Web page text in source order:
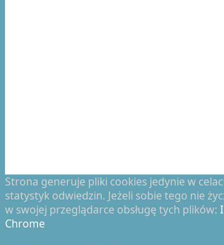
Strona generuje pliki cookies jedynie w
statystyk odwiedzin. Jeżeli sobie tego nie
w swojej przeglądarce obsługę tych plików:
Chrome